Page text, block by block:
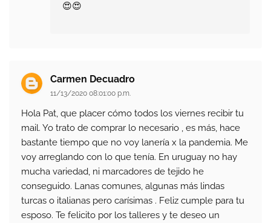
😍😍
Carmen Decuadro
11/13/2020 08:01:00 p.m.
Hola Pat, que placer cómo todos los viernes recibir tu
mail. Yo trato de comprar lo necesario , es más, hace
bastante tiempo que no voy lanería x la pandemia. Me
voy arreglando con lo que tenía. En uruguay no hay
mucha variedad, ni marcadores de tejido he
conseguido. Lanas comunes, algunas más lindas
turcas o italianas pero carísimas . Feliz cumple para tu
esposo. Te felicito por los talleres y te deseo un